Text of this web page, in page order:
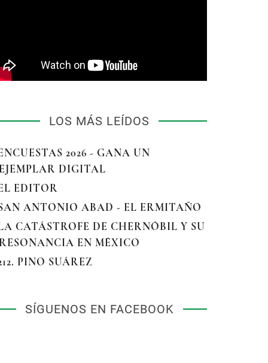
LOS MÁS LEÍDOS
2026 - GANA UN
DIGITAL
EDITOR
ANTONIO ABAD - EL ERMITAÑO
CATÁSTROFE DE CHERNÓBIL Y SU
EN MÉXICO
PINO SUÁREZ
SÍGUENOS EN FACEBOOK